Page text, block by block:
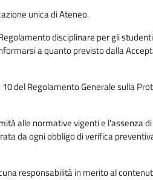
unica di Ateneo.
disciplinare per gli
a quanto previsto dalla
del Regolamento Generale sulla
alle normative vigenti e l'assenza
da ogni obbligo di verifica
responsabilità in merito al